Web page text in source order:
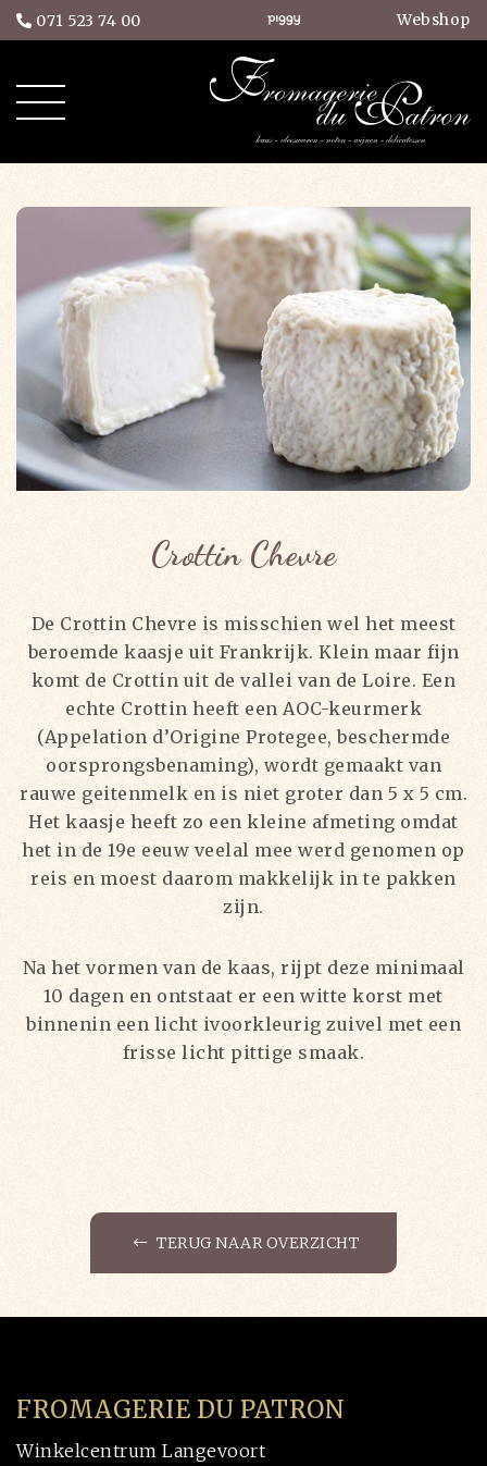
071 523 74 00 Webshop
Crottin Chevre
De Crottin Chevre is misschien wel het meest
beroemde kaasje uit Frankrijk. Klein maar fijn
komt de Crottin uit de vallei van de Loire. Een
echte Crottin heeft een AOC-keurmerk
(Appelation d’Origine Protegee, beschermde
oorsprongsbenaming), wordt gemaakt van
rauwe geitenmelk en is niet groter dan 5 x 5 cm.
Het kaasje heeft zo een kleine afmeting omdat
het in de 19e eeuw veelal mee werd genomen op
reis en moest daarom makkelijk in te pakken
zijn.
Na het vormen van de kaas, rijpt deze minimaal
10 dagen en ontstaat er een witte korst met
binnenin een licht ivoorkleurig zuivel met een
frisse licht pittige smaak.
TERUG NAAR OVERZICHT
FROMAGERIE DU PATRON
Winkelcentrum Langevoort